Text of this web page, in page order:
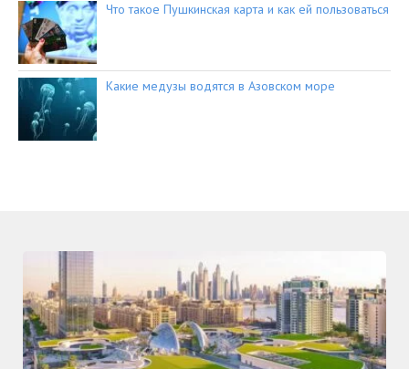
Что такое Пушкинская карта и как ей пользоваться
Какие медузы водятся в Азовском море